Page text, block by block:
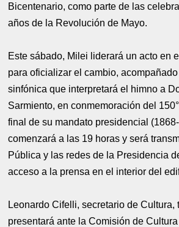
Bicentenario, como parte de las
años de la Revolución de Mayo.
Este sábado, Milei liderará un acto en
para oficializar el cambio,
sinfónica que interpretará el himno a
Sarmiento, en conmemoración del
final de su mandato presidencial
comenzará a las 19 horas y será
Pública y las redes de la Presidencia
acceso a la prensa en el interior del
Leonardo Cifelli, secretario de Cultura,
presentará ante la Comisión de